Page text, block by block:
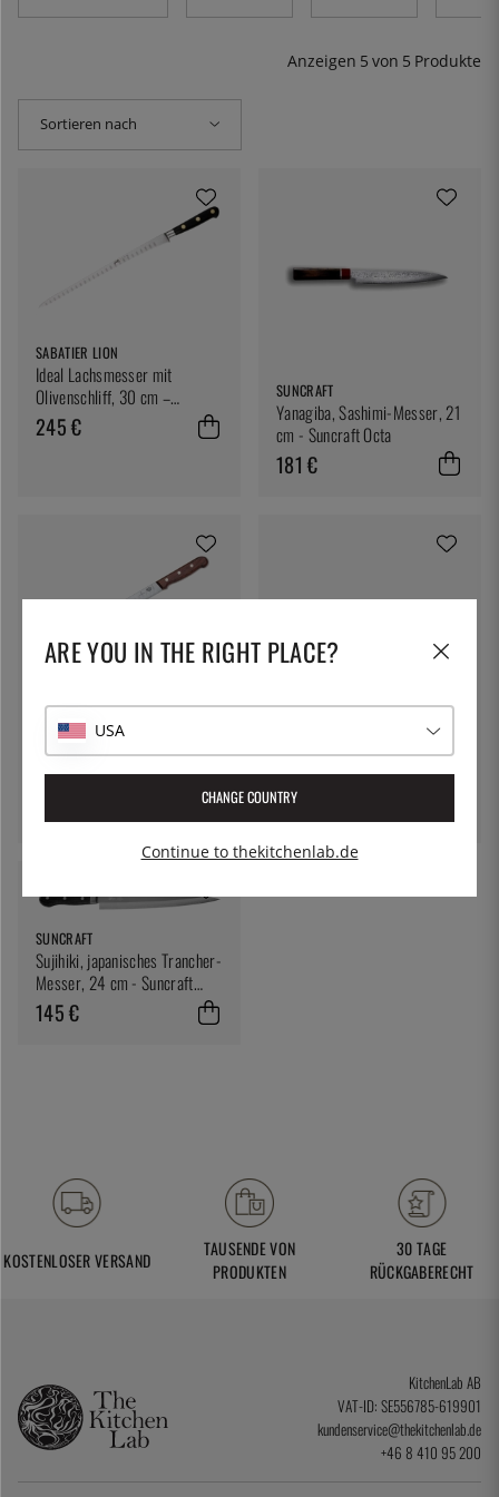
Anzeigen 5 von 5 Produkte
Sortieren nach
SABATIER LION
Ideal Lachsmesser mit
Olivenschliff, 30 cm –
Sabatier Lion
245 €
SUNCRAFT
Yanagiba, Sashimi-Messer, 21
cm - Suncraft Octa
181 €
Victorinox Lachsmesser mit
Olivenschliff, 30 cm, Holz
81 € Lachsmesser, 25cm - Jero
45 €
SUNCRAFT
Sujihiki, japanisches Trancher-
Messer, 24 cm - Suncraft
Warikome
145 €
KOSTENLOSER VERSAND
TAUSENDE VON
PRODUKTEN
30 TAGE
RÜCKGABERECHT
KitchenLab AB
VAT-ID: SE556785-619901
kundenservice@thekitchenlab.de
+46 8 410 95 200
ARE YOU IN THE RIGHT PLACE?
USA
CHANGE COUNTRY
Continue to thekitchenlab.de